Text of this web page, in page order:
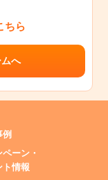
ちら
へ
例
ーン・
ト情報